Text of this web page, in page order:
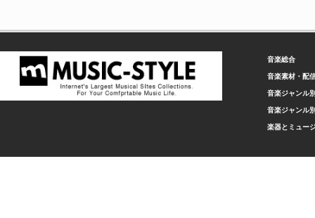
音楽総合
音楽素材・配
音楽ジャンル
音楽ジャンル
楽器とミュー